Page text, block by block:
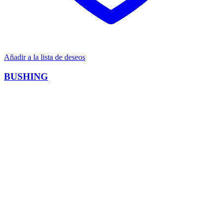
Añadir a la lista de deseos
BUSHING